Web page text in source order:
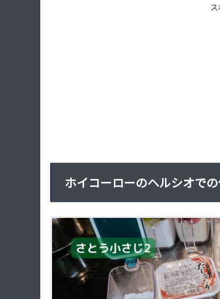
ホイコーローのヘルシオで